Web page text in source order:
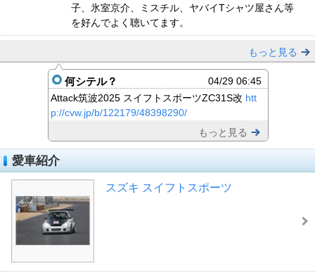
子、氷室京介、ミスチル、ヤバイTシャツ屋さん等
を好んでよく聴いてます。
もっと見る
何シテル？
04/29 06:45
Attack筑波2025 スイフトスポーツZC31S改 htt
p://cvw.jp/b/122179/48398290/
もっと見る
愛車紹介
スズキ スイフトスポーツ